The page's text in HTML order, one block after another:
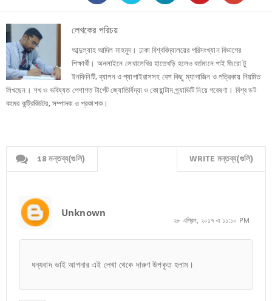
লেখকের পরিচয়
আব্দুল্যাহ আদিল মাহমুদ। ঢাকা বিশ্ববিদ্যালয়ের পরিসংখ্যান বিভাগের
শিক্ষার্থী। অনলাইনে লেখালেখির হাতেখড়ি হলেও বর্তমানে পাই জিরো টু
ইনফিনিটি, ব্যাপন ও প্যাপাইরাসসহ বেশ কিছু ম্যাগাজিন ও পত্রিকায় নিয়মিত
লিখছেন। শখ ও ভবিষ্যত পেশাগত টার্গেট জ্যোতির্বিদ্যা ও কোয়ান্টাম গ্র্যাভিটি নিয়ে গবেষণা। বিশ্ব ডট
কমের কন্ট্রিবিউটর, সম্পাদক ও প্রকাশক।
18 মন্তব্য(গুলি) WRITE মন্তব্য(গুলি)
Unknown
২৮ এপ্রিল, ২০১৭ এ ১১:১০ PM
ধন্যবাদ ভাই আপনার এই লেখা থেকে দারুণ উপকৃত হলাম।